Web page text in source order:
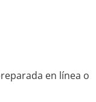
en línea o